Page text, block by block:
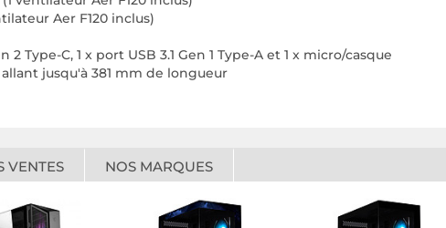
Aer F120 inclus)
2 Type-C, 1 x port USB 3.1 Gen 1 Type-A et 1 x micro/casque
jusqu'à 381 mm de longueur
VENTES NOS MARQUES